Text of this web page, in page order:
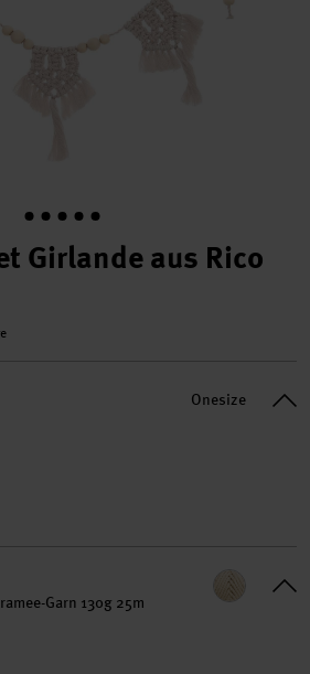
Girlande aus Rico
Onesize
Garn 130g 25m